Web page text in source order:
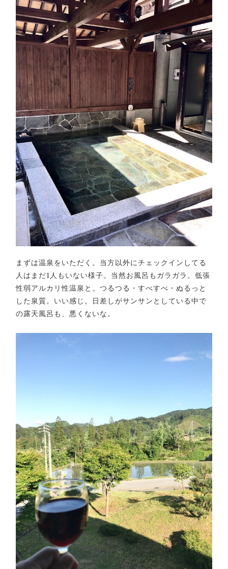
まずは温泉をいただく。当方以外にチェックインしてる
人はまだ1人もいない様子。当然お風呂もガラガラ。低張
性弱アルカリ性温泉と。つるつる・すべすべ・ぬるっと
した泉質。いい感じ。日差しがサンサンとしている中で
の露天風呂も、悪くないな。